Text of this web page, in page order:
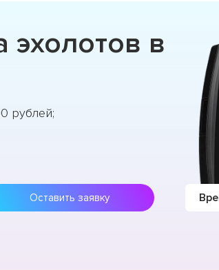
эхолотов в
рублей;
Оставить заявку